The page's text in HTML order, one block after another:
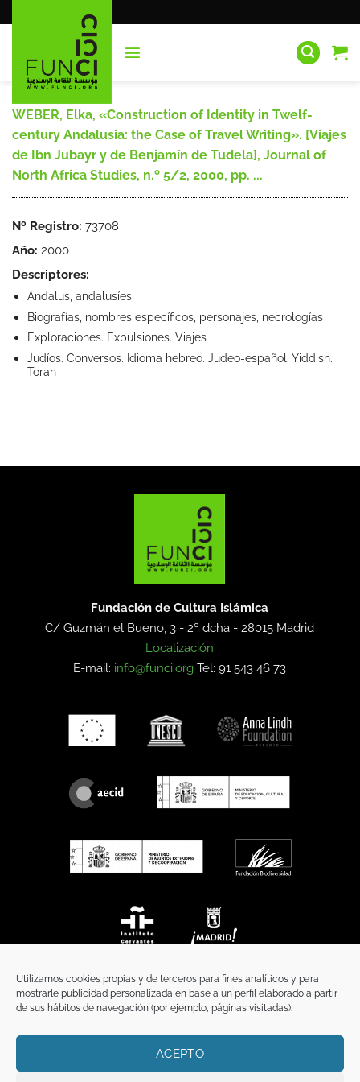
Utilizamos cookies propias y de terceros para fines analíticos y para
mostrarle publicidad personalizada en base a un perfil elaborado a partir
de sus hábitos de navegación (por ejemplo, páginas visitadas).
ACEPTO
al
WEBER, Elka, «Construction of Identity in Twelf-
century Andalusia: the Case of Travel Writing». [Viajes
de Ibn Jubayr y de Benjamín de Tudela], Journal of
North Africa Studies, n.º 5/2, 2000, pp. ...
Nº Registro: 73708
Año: 2000
Descriptores:
Andalus, andalusíes
Biografías, nombres específicos, personajes, necrologías
Exploraciones. Expulsiones. Viajes
Judíos. Conversos. Idioma hebreo. Judeo-español. Yiddish.
Torah
Fundación de Cultura Islámica
C/ Guzmán el Bueno, 3 - 2º dcha -28015 Madrid
Localización
E-mail: info@funci.org Tel: 91 543 46 73